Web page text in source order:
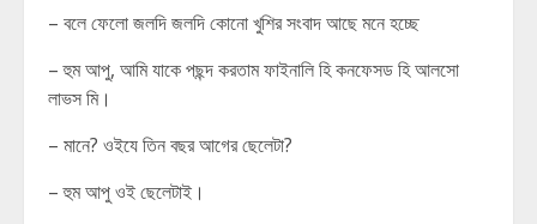
– বলে ফেলো জলদি জলদি কোনো খুশির সংবাদ আছে মনে হচ্ছে
– হুম আপু, আমি যাকে পছন্দ করতাম ফাইনালি হি কনফেসড হি আলসো
লাভস মি।
– মানে? ওইযে তিন বছর আগের ছেলেটা?
– হুম আপু ওই ছেলেটাই।